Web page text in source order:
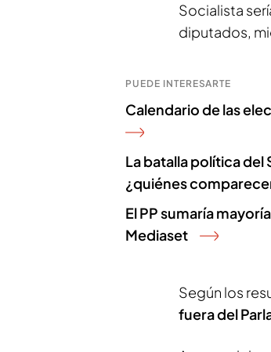
Socialista
diputados,
PUEDE INTERESARTE
Calendario de las
La batalla política del
¿quiénes
El PP sumaría
Mediaset
Según los
fuera del